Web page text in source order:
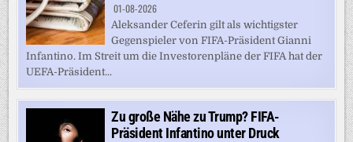
01-08-2026
Aleksander Ceferin gilt als wichtigster
Gegenspieler von FIFA-Präsident Gianni
Infantino. Im Streit um die Investorenpläne der FIFA hat der
UEFA-Präsident...
Zu große Nähe zu Trump? FIFA-
Präsident Infantino unter Druck